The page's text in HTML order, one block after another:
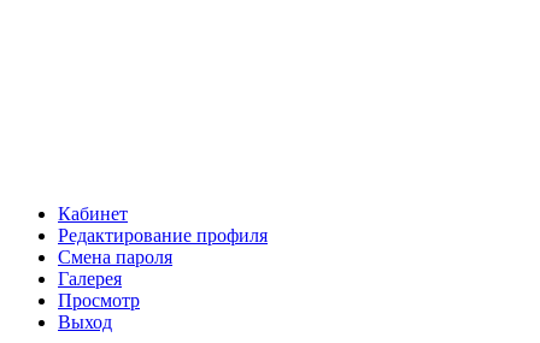
Кабинет
Редактирование профиля
Смена пароля
Галерея
Просмотр
Выход